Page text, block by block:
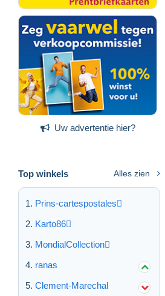
Uw advertentie hier?
Top winkels Alles zien
Prins-cartespostales
Karto86
MondialCollection
ranas
Clement-Marechal